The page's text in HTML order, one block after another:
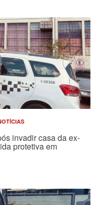
invadir casa da ex-
protetiva em